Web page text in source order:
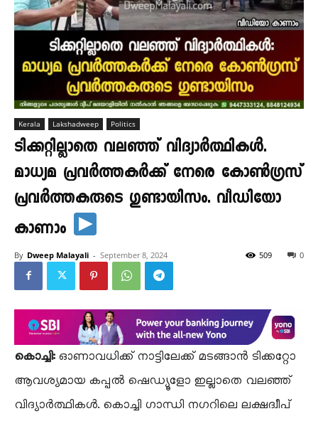
Kerala Lakshadweep Politics
ടിക്കറ്റില്ലാതെ വലഞ്ഞ് വിദ്യാർത്ഥികൾ.
മാധ്യമ പ്രവർത്തകർക്ക് നേരെ കോൺഗ്രസ്
പ്രവർത്തകരുടെ ഗുണ്ടായിസം. വീഡിയോ
കാണാം
By Dweep Malayali - September 8, 2024 0
509
കൊച്ചി:ഓണാവധിക്ക് നാട്ടിലേക്ക് മടങ്ങാൻ ടിക്കറ്റോ
ആവശ്യമായ കപ്പൽ ഷെഡ്യൂളോ ഇല്ലാതെ വലഞ്ഞ്
വിദ്യാർത്ഥികൾ. കൊച്ചി ഗാന്ധി നഗറിലെ ലക്ഷദ്വീപ്